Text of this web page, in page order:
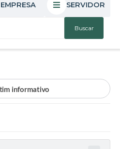
EMPRESA SERVIDOR
informativo